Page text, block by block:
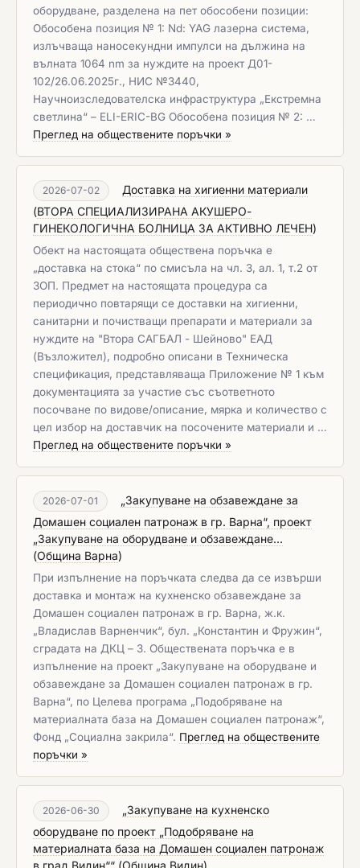
оборудване, разделена на пет обособени позиции:
Обособена позиция № 1: Nd: YAG лазерна система,
излъчваща наносекундни импулси на дължина на
вълната 1064 nm за нуждите на проект Д01-
102/26.06.2025г., НИС №3440,
Научноизследователска инфраструктура „Екстремна
светлина“ – ELI-ERIC-BG Обособена позиция № 2: …
Преглед на обществените поръчки »
2026-07-02
Доставка на хигиенни материали
(ВТОРА СПЕЦИАЛИЗИРАНА АКУШЕРО-
ГИНЕКОЛОГИЧНА БОЛНИЦА ЗА АКТИВНО ЛЕЧЕН)
Обект на настоящата обществена поръчка е
„доставка на стока“ по смисъла на чл. 3, ал. 1, т.2 от
ЗОП. Предмет на настоящата процедура са
периодично повтарящи се доставки на хигиенни,
санитарни и почистващи препарати и материали за
нуждите на "Втора САГБАЛ - Шейново" ЕАД
(Възложител), подробно описани в Техническа
спецификация, представляваща Приложение № 1 към
документацията за участие със съответното
посочване по видове/описание, мярка и количество с
цел избор на доставчик на посочените материали и …
Преглед на обществените поръчки »
2026-07-01
„Закупуване на обзавеждане за
Домашен социален патронаж в гр. Варна“, проект
„Закупуване на оборудване и обзавеждане...
(Община Варна)
При изпълнение на поръчката следва да се извърши
доставка и монтаж на кухненско обзавеждане за
Домашен социален патронаж в гр. Варна, ж.к.
„Владислав Варненчик“, бул. „Константин и Фружин“,
сградата на ДКЦ – 3. Обществената поръчка е в
изпълнение на проект „Закупуване на оборудване и
обзавеждане за Домашен социален патронаж в гр.
Варна“, по Целева програма „Подобряване на
материалната база на Домашен социален патронаж“,
Фонд „Социална закрила“. ​​​​​​​ Преглед на обществените
поръчки »
2026-06-30
„Закупуване на кухненско
оборудване по проект „Подобряване на
материалната база на Домашен социален патронаж
в град Видин““ (Община Видин)